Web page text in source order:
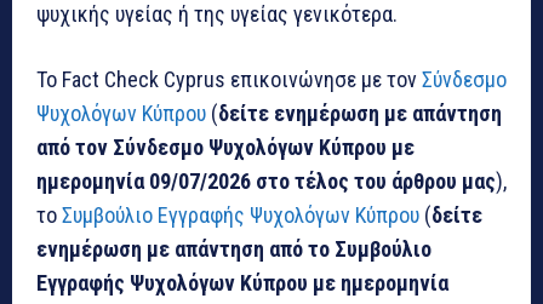
ψυχικής υγείας ή της υγείας γενικότερα.
Το Fact Check Cyprus επικοινώνησε με τονΣύνδεσμο
Ψυχολόγων Κύπρου (δείτε ενημέρωση με απάντηση
από τον Σύνδεσμο Ψυχολόγων Κύπρου με
ημερομηνία 09/07/2026 στο τέλος του άρθρου μας),
τοΣυμβούλιο Εγγραφής Ψυχολόγων Κύπρου (δείτε
ενημέρωση με απάντηση από το Συμβούλιο
Εγγραφής Ψυχολόγων Κύπρου με ημερομηνία